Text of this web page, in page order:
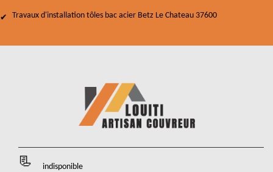
Travaux d'installation tôles bac acier Betz Le Chateau 37600
indisponible